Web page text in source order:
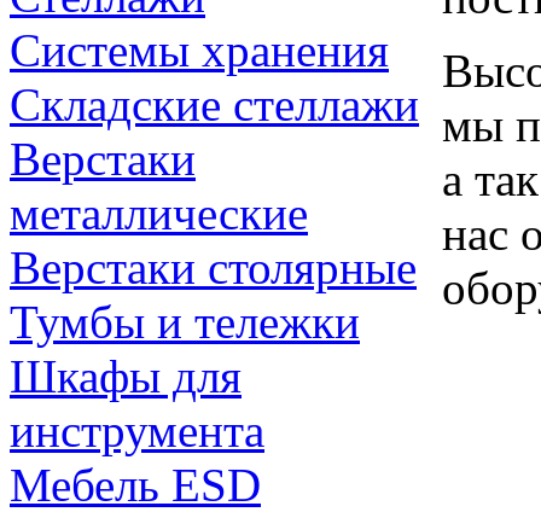
Системы хранения
Складские стеллажи
Верстаки
металлические
Верстаки столярные
Тумбы и тележки
Шкафы для
инструмента
Мебель ESD
мы
а
нас